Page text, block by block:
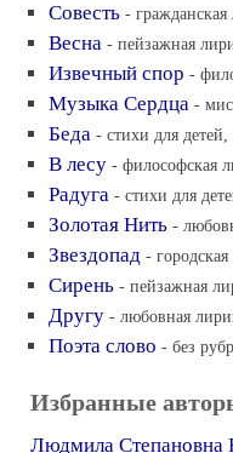
Совесть -
Весна - пейзажная
Извечный спор -
Музыка Сердца -
Беда - стихи для
В лесу - философская
Радуга - стихи для
Золотая Нить -
Звездопад -
Сирень - пейзажная
Другу - любовная
Поэта слово - без
Избранные
Людмила Степановна